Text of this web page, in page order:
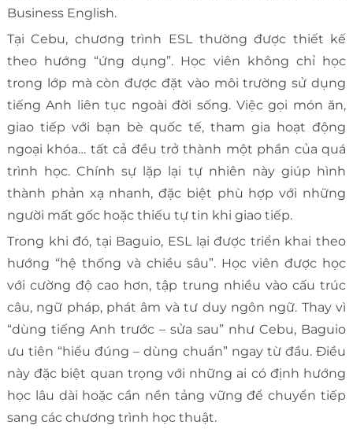
Business English.
Tại Cebu, chương trình ESL thường được thiết kế
theo hướng “ứng dụng”. Học viên không chỉ học
trong lớp mà còn được đặt vào môi trường sử dụng
tiếng Anh liên tục ngoài đời sống. Việc gọi món ăn,
giao tiếp với bạn bè quốc tế, tham gia hoạt động
ngoại khóa… tất cả đều trở thành một phần của quá
trình học. Chính sự lặp lại tự nhiên này giúp hình
thành phản xạ nhanh, đặc biệt phù hợp với những
người mất gốc hoặc thiếu tự tin khi giao tiếp.
Trong khi đó, tại Baguio, ESL lại được triển khai theo
hướng “hệ thống và chiều sâu”. Học viên được học
với cường độ cao hơn, tập trung nhiều vào cấu trúc
câu, ngữ pháp, phát âm và tư duy ngôn ngữ. Thay vì
“dùng tiếng Anh trước – sửa sau” như Cebu, Baguio
ưu tiên “hiểu đúng – dùng chuẩn” ngay từ đầu. Điều
này đặc biệt quan trọng với những ai có định hướng
học lâu dài hoặc cần nền tảng vững để chuyển tiếp
sang các chương trình học thuật.